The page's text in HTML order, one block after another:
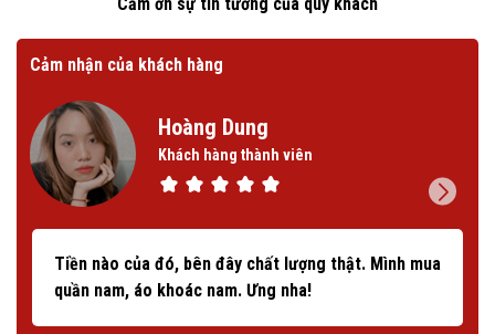
Cảm nhận của khách hàng
Hoàng Dung
Khách hàng thành viên
Tiền nào của đó, bên đây chất lượng thật. Mình mua
quần nam, áo khoác nam. Ưng nha!